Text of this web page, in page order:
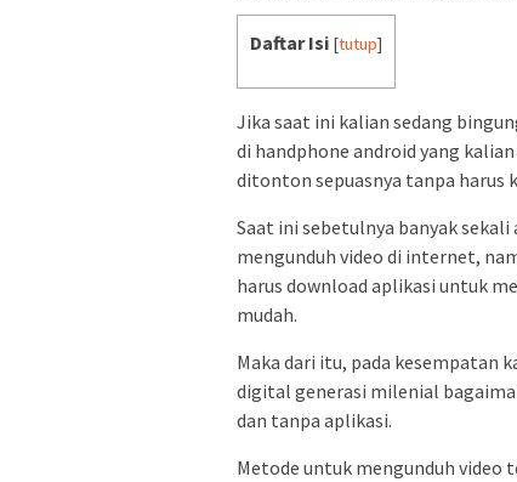
Daftar Isi [tutup]
Jika saat ini kalian sedang
di handphone android yang
ditonton sepuasnya tanpa harus
Saat ini sebetulnya banyak
mengunduh video di internet,
harus download aplikasi untuk
mudah.
Maka dari itu, pada kesempatan
digital generasi milenial
dan tanpa aplikasi.
Metode untuk mengunduh video